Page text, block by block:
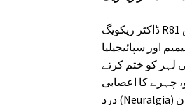
ڈاکٹر ریکویگ R81 اینلجیسک ڈراپس (Dr Reckeweg R81) سر درد، مائیگرین، پٹھوں کے کھچاؤ اور جوڑوں کے درد
اور سپائیجیلیا
لہر کو ختم کرتے
چہرے کا اعصابی
درد (Neuralgia) ہو یا جنہیں لکھنے کے دوران ہاتھ میں اکڑن (Writer’s Cramp) محسوس ہو۔ اگر آپ